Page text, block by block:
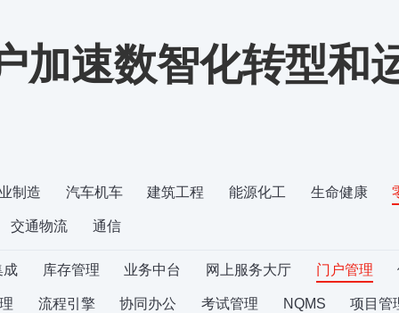
加速数智化转型和
制造 汽车机车 建筑工程 能源化工 生命健康
交通物流 通信
成 库存管理 业务中台 网上服务大厅 门户管理
流程引擎 协同办公 考试管理 NQMS 项目管